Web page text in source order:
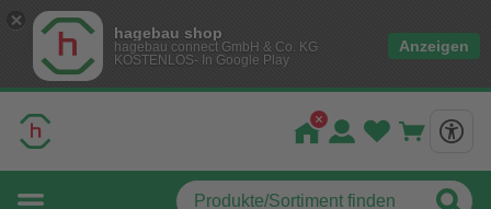
hagebau shop
hagebau connect GmbH & Co. KG
KOSTENLOS- In Google Play
Anzeigen